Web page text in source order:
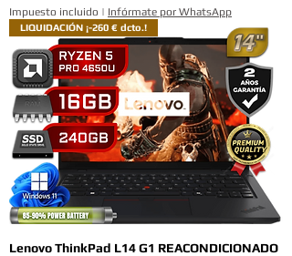
Impuesto incluido | Infórmate por WhatsApp
LIQUIDACIÓN ¡-260 € dcto.!
Lenovo ThinkPad L14 G1 REACONDICIONADO